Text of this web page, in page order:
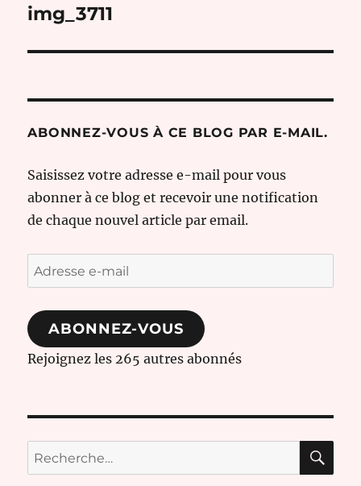
de
img_3711
ABONNEZ-VOUS À CE BLOG PAR E-MAIL.
Saisissez votre adresse e-mail pour vous
abonner à ce blog et recevoir une notification
de chaque nouvel article par email.
Adresse
e-
mail
ABONNEZ-VOUS
Rejoignez les 265 autres abonnés
Recherche
pour :